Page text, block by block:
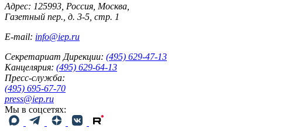
Адрес: 125993, Россия, Москва,
Газетный пер., д. 3-5, стр. 1
E-mail: info@iep.ru
Секретариат Дирекции: (495) 629-47-13
Канцелярия: (495) 629-64-13
Пресс-служба:
(495) 695-67-70
press@iep.ru
Мы в соцсетях: